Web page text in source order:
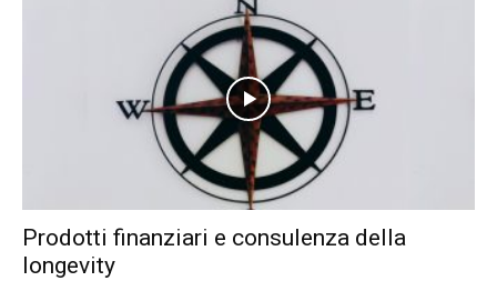
Prodotti finanziari e consulenza della
longevity